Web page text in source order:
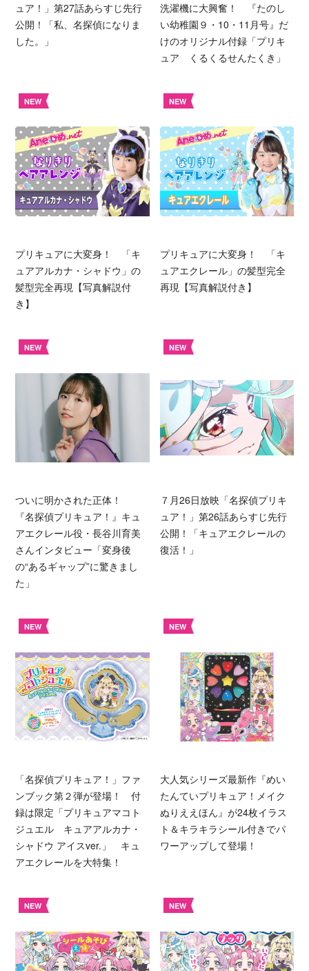
ュア！」第27話あらすじ先行
公開！「私、名探偵になりま
した。」
洗濯機に大興奮！ 『たのし
い幼稚園９・10・11月号』だ
けのオリジナル付録「プリキ
ュア くるくるせんたくき」
NEW
プリキュアに大変身！ 「キ
ュアアルカナ・シャドウ」の
髪型完全再現【写真解説付
き】
NEW
プリキュアに大変身！ 「キ
ュアエクレール」の髪型完全
再現【写真解説付き】
NEW
ついに明かされた正体！
『名探偵プリキュア！』キュ
アエクレール役・長谷川育美
さんインタビュー「変身後
の“あるギャップ”に驚きまし
た」
NEW
７月26日放映「名探偵プリキ
ュア！」第26話あらすじ先行
公開！「キュアエクレールの
復活！」
NEW
「名探偵プリキュア！」ファ
ンブック第２弾が登場！ 付
録は限定「プリキュアマコト
ジュエル キュアアルカナ・
シャドウ アイスver.」 キュ
アエクレールを大特集！
NEW
大人気シリーズ最新作『めい
たんていプリキュア！メイク
ぬりええほん』が24枚イラス
ト＆キラキラシール付きでパ
ワーアップして登場！
NEW NEW